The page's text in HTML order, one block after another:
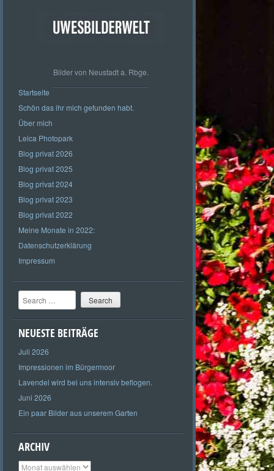
Bilder von Neustadt a. Rbge.
Startseite
Schön das ihr mich gefunden habt.
Über mich
Leica Photopark
Blog privat 2026
Blog privat 2025
Blog privat 2024
Blog privat 2023
Blog privat 2022
Meine Monate in 2022:
Datenschutzerklärung
Impressum
Search
NEUESTE BEITRÄGE
Juli 2026
Impressionen im Bürgermoor
Lavendel wird bei uns intensiv beflogen.
Juni 2026
Ein paar Bilder aus unserem Garten
ARCHIV
Archiv